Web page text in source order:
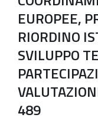
EUROPEE,
RIORDINO
SVILUPPO
489